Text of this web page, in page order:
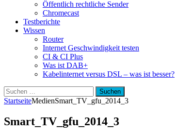
Öffentlich rechtliche Sender
Chromecast
Testberichte
Wissen
Router
Internet Geschwindigkeit testen
CI & CI Plus
Was ist DAB+
Kabelinternet versus DSL – was ist besser?
Suchen
nach:
StartseiteMedienSmart_TV_gfu_2014_3
Smart_TV_gfu_2014_3